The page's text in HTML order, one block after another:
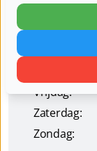
Maandag:
Dinsdag:
Vrijdag:
Zaterdag:
Zondag: